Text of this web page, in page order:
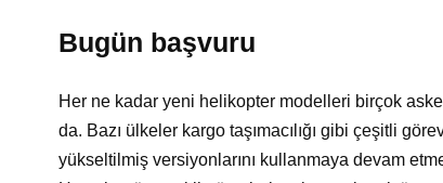
Bugün başvuru
Her ne kadar yeni helikopter modelleri birçok
da. Bazı ülkeler kargo taşımacılığı gibi çeşitli
yükseltilmiş versiyonlarını kullanmaya devam